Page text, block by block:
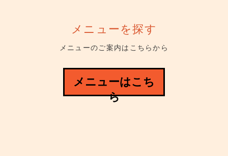
メニューを探す
メニューのご案内はこちらから
メニューはこち
ら